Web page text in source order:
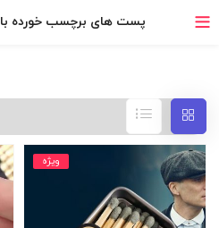
خرید قسطی
پست های برچسب خورده با
ویژه